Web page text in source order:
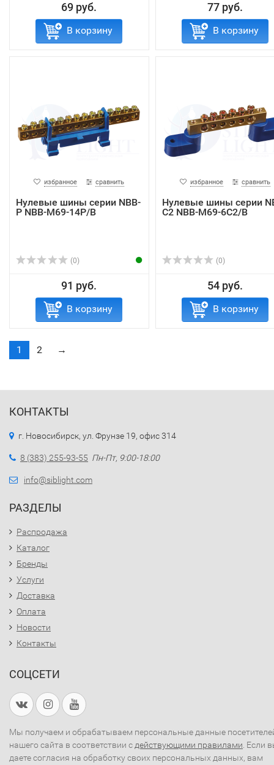
69 руб.
В корзину
77 руб.
В корзину
избранное сравнить
Нулевые шины серии NBB-
P NBB-M69-14P/B
(0)
91 руб.
В корзину
избранное сравнить
Нулевые шины серии
C2 NBB-M69-6C2/B
(0)
54 руб.
В корзину
1 2 →
КОНТАКТЫ
г. Новосибирск, ул. Фрунзе 19, офис 314
8 (383) 255-93-55 Пн-Пт, 9:00-18:00
info@siblight.com
РАЗДЕЛЫ
Распродажа
Каталог
Бренды
Услуги
Доставка
Оплата
Новости
Контакты
СОЦСЕТИ
Мы получаем и обрабатываем персональные данные
нашего сайта в соответствии с действующими правилами . Если
даете согласия на обработку своих персональных данных, вам